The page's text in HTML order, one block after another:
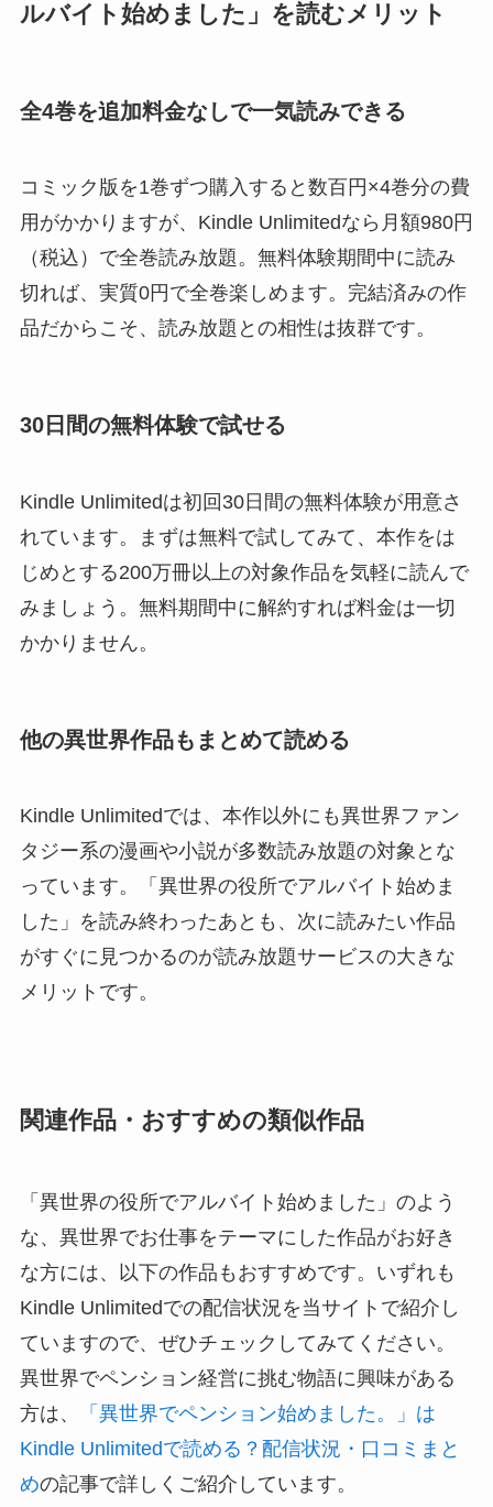
ルバイト始めました」を読むメリット
全4巻を追加料金なしで一気読みできる
コミック版を1巻ずつ購入すると数百円×4巻分の費
用がかかりますが、Kindle Unlimitedなら月額980円
（税込）で全巻読み放題。無料体験期間中に読み
切れば、実質0円で全巻楽しめます。完結済みの作
品だからこそ、読み放題との相性は抜群です。
30日間の無料体験で試せる
Kindle Unlimitedは初回30日間の無料体験が用意さ
れています。まずは無料で試してみて、本作をは
じめとする200万冊以上の対象作品を気軽に読んで
みましょう。無料期間中に解約すれば料金は一切
かかりません。
他の異世界作品もまとめて読める
Kindle Unlimitedでは、本作以外にも異世界ファン
タジー系の漫画や小説が多数読み放題の対象とな
っています。「異世界の役所でアルバイト始めま
した」を読み終わったあとも、次に読みたい作品
がすぐに見つかるのが読み放題サービスの大きな
メリットです。
関連作品・おすすめの類似作品
「異世界の役所でアルバイト始めました」のよう
な、異世界でお仕事をテーマにした作品がお好き
な方には、以下の作品もおすすめです。いずれも
Kindle Unlimitedでの配信状況を当サイトで紹介し
ていますので、ぜひチェックしてみてください。
異世界でペンション経営に挑む物語に興味がある
方は、
「異世界でペンション始めました。」は
Kindle Unlimitedで読める？配信状況・口コミまと
めの記事で詳しくご紹介しています。